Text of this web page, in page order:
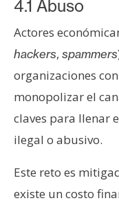
4.1 Abuso
Actores
hackers, spammers
organizaciones
monopolizar el
claves para llenar
ilegal o abusivo.
Este reto es
existe un costo